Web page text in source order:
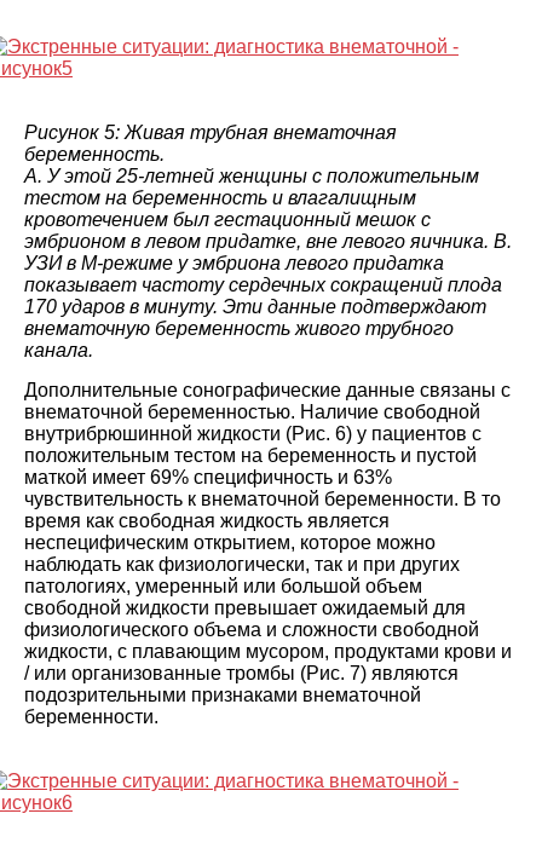
Рисунок 5: Живая трубная внематочная
беременность.
А. У этой 25-летней женщины с положительным
тестом на беременность и влагалищным
кровотечением был гестационный мешок с
эмбрионом в левом придатке, вне левого яичника. B.
УЗИ в М-режиме у эмбриона левого придатка
показывает частоту сердечных сокращений плода
170 ударов в минуту. Эти данные подтверждают
внематочную беременность живого трубного
канала.
Дополнительные сонографические данные связаны с
внематочной беременностью. Наличие свободной
внутрибрюшинной жидкости (Рис. 6) у пациентов с
положительным тестом на беременность и пустой
маткой имеет 69% специфичность и 63%
чувствительность к внематочной беременности. В то
время как свободная жидкость является
неспецифическим открытием, которое можно
наблюдать как физиологически, так и при других
патологиях, умеренный или большой объем
свободной жидкости превышает ожидаемый для
физиологического объема и сложности свободной
жидкости, с плавающим мусором, продуктами крови и
/ или организованные тромбы (Рис. 7) являются
подозрительными признаками внематочной
беременности.